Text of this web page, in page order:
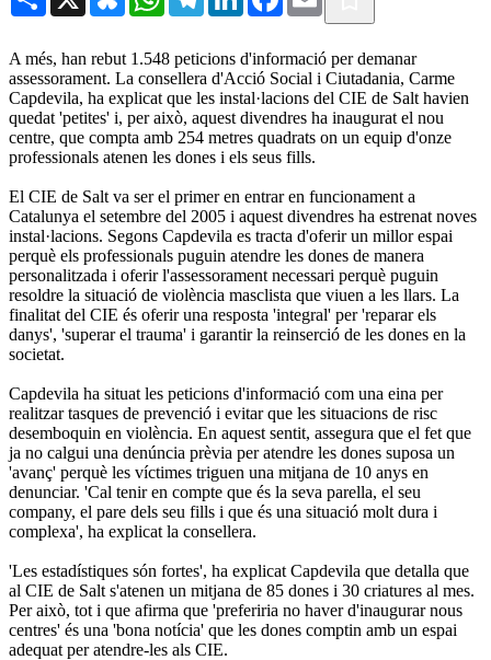
A més, han rebut 1.548 peticions d'informació per demanar
assessorament. La consellera d'Acció Social i Ciutadania, Carme
Capdevila, ha explicat que les instal·lacions del CIE de Salt havien
quedat 'petites' i, per això, aquest divendres ha inaugurat el nou
centre, que compta amb 254 metres quadrats on un equip d'onze
professionals atenen les dones i els seus fills.
El CIE de Salt va ser el primer en entrar en funcionament a
Catalunya el setembre del 2005 i aquest divendres ha estrenat noves
instal·lacions. Segons Capdevila es tracta d'oferir un millor espai
perquè els professionals puguin atendre les dones de manera
personalitzada i oferir l'assessorament necessari perquè puguin
resoldre la situació de violència masclista que viuen a les llars. La
finalitat del CIE és oferir una resposta 'integral' per 'reparar els
danys', 'superar el trauma' i garantir la reinserció de les dones en la
societat.
Capdevila ha situat les peticions d'informació com una eina per
realitzar tasques de prevenció i evitar que les situacions de risc
desemboquin en violència. En aquest sentit, assegura que el fet que
ja no calgui una denúncia prèvia per atendre les dones suposa un
'avanç' perquè les víctimes triguen una mitjana de 10 anys en
denunciar. 'Cal tenir en compte que és la seva parella, el seu
company, el pare dels seu fills i que és una situació molt dura i
complexa', ha explicat la consellera.
'Les estadístiques són fortes', ha explicat Capdevila que detalla que
al CIE de Salt s'atenen un mitjana de 85 dones i 30 criatures al mes.
Per això, tot i que afirma que 'preferiria no haver d'inaugurar nous
centres' és una 'bona notícia' que les dones comptin amb un espai
adequat per atendre-les als CIE.